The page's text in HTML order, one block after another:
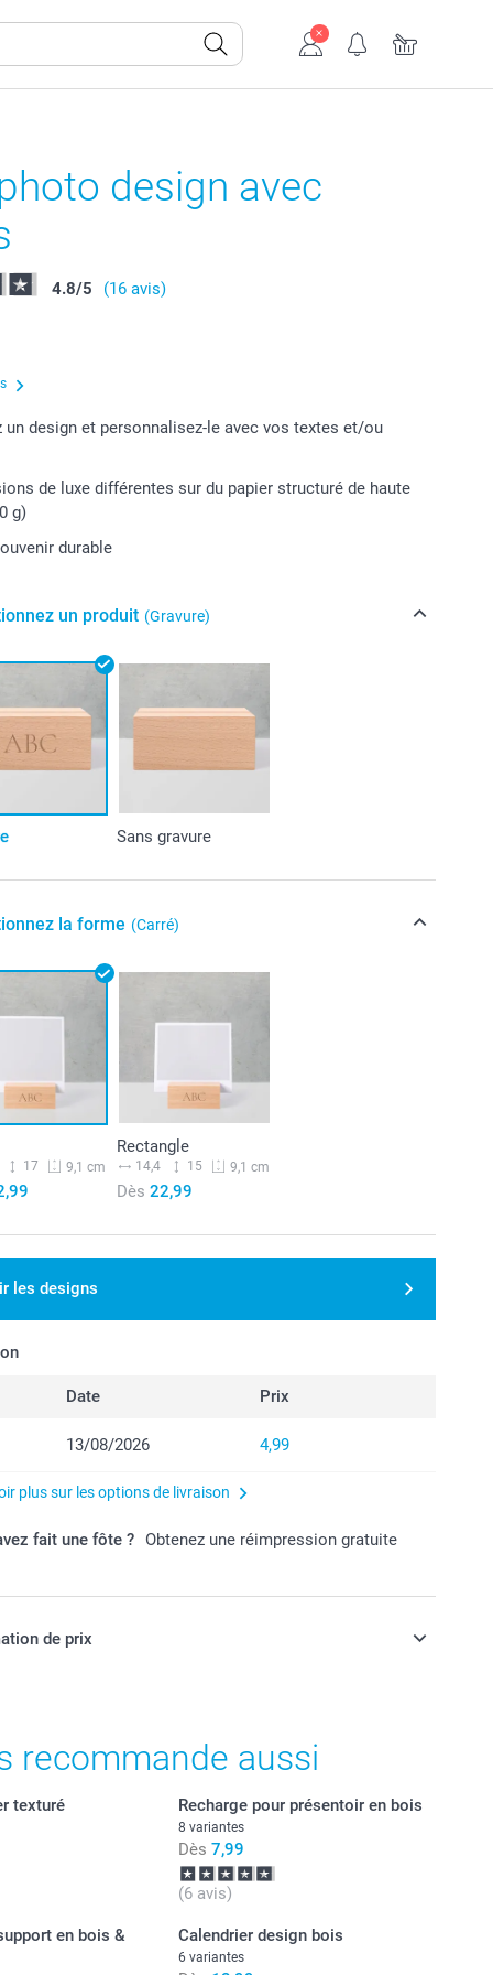
design avec
4.8/5 (16 avis)
un design et personnalisez-le avec vos textes et/ou
de luxe différentes sur du papier structuré de haute
g)
durable
un produit (Gravure)
Sans gravure
la forme (Carré)
17 9,1 cm
Rectangle
14,4 15 9,1 cm
Dès 22,99
les designs
Date Prix
13/08/2026 4,99
plus sur les options de livraison
fait une fôte ? Obtenez une réimpression gratuite
de prix
recommande aussi
texturé Recharge pour présentoir en bois
8 variantes
Dès 7,99
(6 avis)
en bois &
Calendrier design bois
6 variantes